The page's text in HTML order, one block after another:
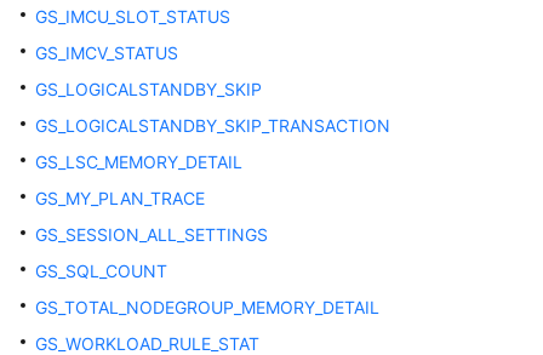
践
户
自
定
函
数
储
过
GS_IMCU_SLOT_STATUS
GS_IMCV_STATUS
GS_LOGICALSTANDBY_SKIP
GS_LOGICALSTANDBY_SKIP_TRANSACTION
GS_LSC_MEMORY_DETAIL
GS_MY_PLAN_TRACE
GS_SESSION_ALL_SETTINGS
GS_SQL_COUNT
GS_TOTAL_NODEGROUP_MEMORY_DETAIL
GS_WORKLOAD_RULE_STAT